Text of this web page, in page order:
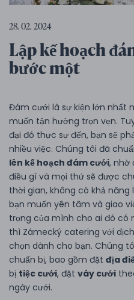
28. 02. 2024
Lập kế hoạch
bước một
Đám cưới là sự kiện lớn nhất
muốn tận hưởng trọn vẹn.
đại đó thực sự đến, bạn sẽ
nhiều việc. Chúng tôi đã
lên kế hoạch đám cưới, nhờ
điều gì và mọi thứ sẽ được
thời gian, không có khả năng
bạn muốn yên tâm và giao
trọng của mình cho ai đó có
thì Zámecký catering với
chọn dành cho bạn. Chúng
chuẩn bị, bao gồm đặt địa
bị tiệc cưới, đặt váy cưới
ngày cưới.